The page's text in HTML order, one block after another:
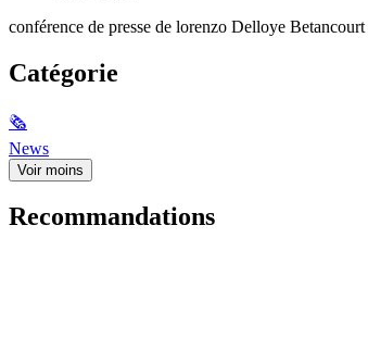
conférence de presse de lorenzo Delloye
Catégorie
🗞
News
Voir moins
Recommandations